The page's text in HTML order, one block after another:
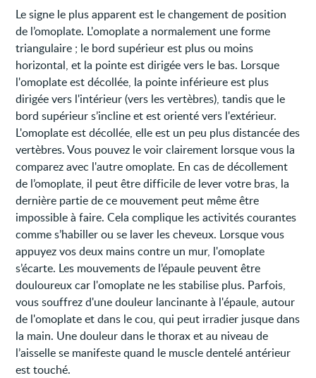
Le signe le plus apparent est le changement de position
de l’omoplate. L'omoplate a normalement une forme
triangulaire ; le bord supérieur est plus ou moins
horizontal, et la pointe est dirigée vers le bas. Lorsque
l'omoplate est décollée, la pointe inférieure est plus
dirigée vers l'intérieur (vers les vertèbres), tandis que le
bord supérieur s’incline et est orienté vers l'extérieur.
L'omoplate est décollée, elle est un peu plus distancée des
vertèbres. Vous pouvez le voir clairement lorsque vous la
comparez avec l'autre omoplate. En cas de décollement
de l’omoplate, il peut être difficile de lever votre bras, la
dernière partie de ce mouvement peut même être
impossible à faire. Cela complique les activités courantes
comme s’habiller ou se laver les cheveux. Lorsque vous
appuyez vos deux mains contre un mur, l'omoplate
s’écarte. Les mouvements de l’épaule peuvent être
douloureux car l'omoplate ne les stabilise plus. Parfois,
vous souffrez d'une douleur lancinante à l'épaule, autour
de l'omoplate et dans le cou, qui peut irradier jusque dans
la main. Une douleur dans le thorax et au niveau de
l’aisselle se manifeste quand le muscle dentelé antérieur
est touché.